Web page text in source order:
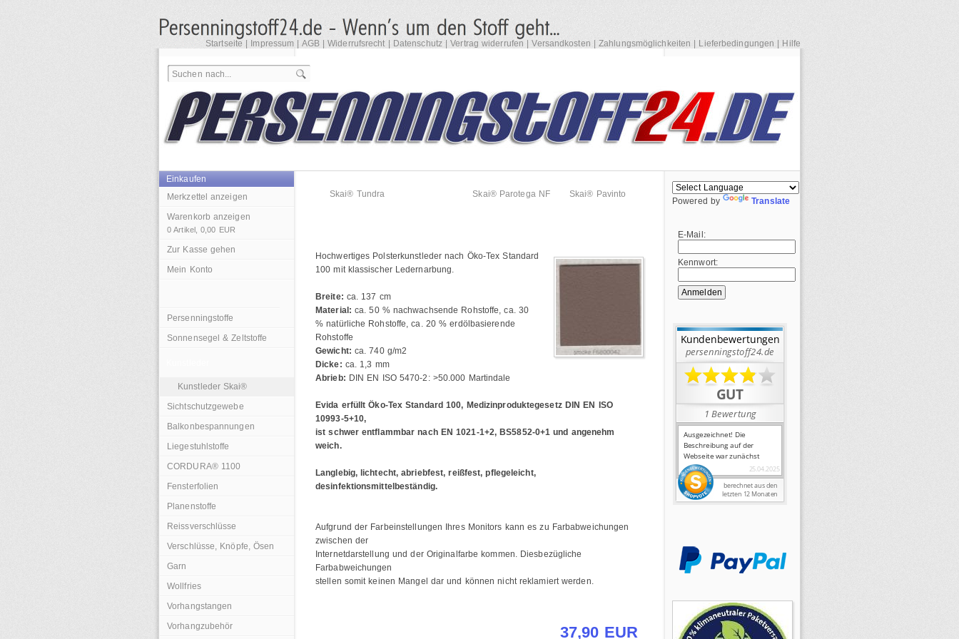
Startseite| Impressum AGB|Widerrufsrecht| Datenschutz|Vertrag widerrufen |Versandkosten |Zahlungsmöglichkeiten Lieferbedingungen Hilfe
Einkaufen
Merkzettel anzeigen
Warenkorb anzeigen
0 Artikel,0,00 EUR
Zur Kasse gehen
Mein Konto
Persenningstoffe
Sonnensegel & Zeltstoffe
Kunstleder Skai®
Sichtschutzgewebe
Balkonbespannungen
Liegestuhlstoffe
CORDURA® 1100
Fensterfolien
Planenstoffe
Reissverschlüsse
Verschlüsse, Knöpfe, Ösen
Garn
Wollfries
Vorhangstangen
Vorhangzubehör
Skai® Tundra Skai® Parotega NF Skai® Pavinto
Hochwertiges Polsterkunstleder nach Öko-Tex Standard
100 mit klassischer Ledernarbung.
Breite: ca. 137 cm
Material: ca. 50 % nachwachsende Rohstoffe, ca. 30
% natürliche Rohstoffe, ca. 20 % erdölbasierende
Rohstoffe
Gewicht: ca. 740 g/m2
Dicke: ca. 1,3 mm
Abrieb: DIN EN ISO 5470-2: >50.000 Martindale
Evida erfüllt Öko-Tex Standard 100, Medizinproduktegesetz DIN EN ISO
10993-5+10,
ist schwer entflammbar nach EN 1021-1+2, BS5852-0+1 und angenehm
weich.
Langlebig, lichtecht, abriebfest, reißfest, pflegeleicht,
desinfektionsmittelbeständig.
Aufgrund der Farbeinstellungen Ihres Monitors kann es zu Farbabweichungen
zwischen der
Internetdarstellung und der Originalfarbe kommen. Diesbezügliche
Farbabweichungen
stellen somit keinen Mangel dar und können nicht reklamiert werden.
37,90 EUR
Powered by Translate
E-Mail:
Kennwort: